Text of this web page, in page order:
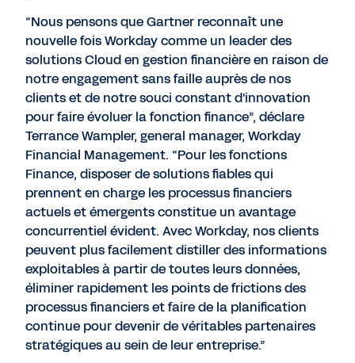
“Nous pensons que Gartner reconnaît une
nouvelle fois Workday comme un leader des
solutions Cloud en gestion financière en raison de
notre engagement sans faille auprès de nos
clients et de notre souci constant d'innovation
pour faire évoluer la fonction finance”, déclare
Terrance Wampler, general manager, Workday
Financial Management. “Pour les fonctions
Finance, disposer de solutions fiables qui
prennent en charge les processus financiers
actuels et émergents constitue un avantage
concurrentiel évident. Avec Workday, nos clients
peuvent plus facilement distiller des informations
exploitables à partir de toutes leurs données,
éliminer rapidement les points de frictions des
processus financiers et faire de la planification
continue pour devenir de véritables partenaires
stratégiques au sein de leur entreprise.”